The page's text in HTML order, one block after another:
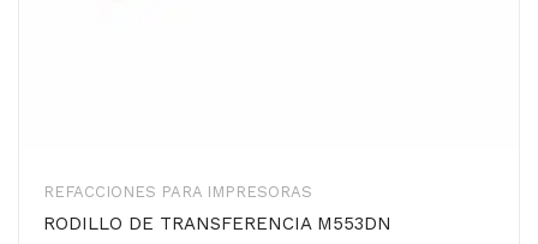
REFACCIONES PARA IMPRESORAS
RODILLO DE TRANSFERENCIA M553DN